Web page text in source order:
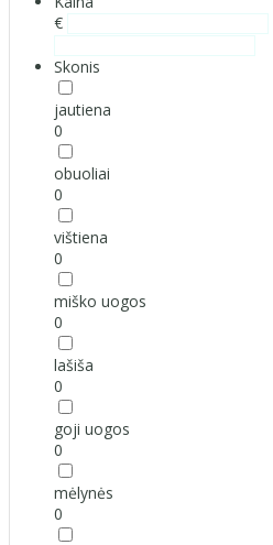
€
Skonis
jautiena
0
obuoliai
0
vištiena
0
miško uogos
0
lašiša
0
goji uogos
0
mėlynės
0